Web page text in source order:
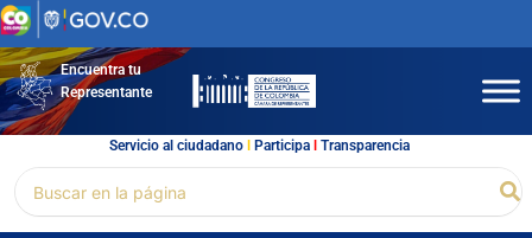
Ir
al
contenidoEncuentra tu
Representante
Servicio al ciudadano l Participal Transparencia
por: